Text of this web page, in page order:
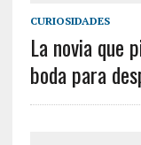
CURIOSIDADES
La novia que
boda para